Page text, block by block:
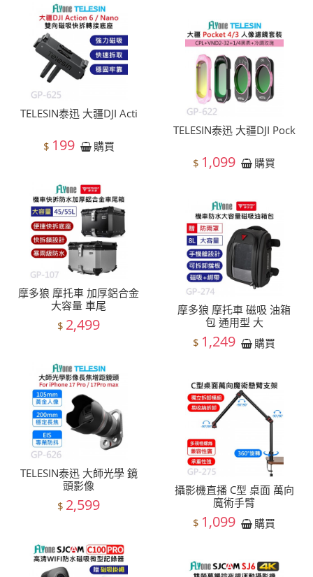
TELESIN泰迅 大疆DJI Acti
$ 199 購買
TELESIN泰迅 大疆DJI Pock
$ 1,099 購買
摩多狼 摩托車 加厚鋁合金
大容量 車尾
$ 2,499
摩多狼 摩托車 磁吸 油箱
包 通用型 大
$ 1,249 購買
TELESIN泰迅 大師光學 鏡
頭影像
$ 2,599
攝影機直播 C型 桌面 萬向
魔術手臂
$ 1,099 購買